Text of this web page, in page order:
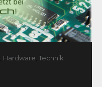
Hardware Technik